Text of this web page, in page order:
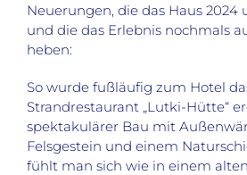
Neuerungen, die das Haus 2024
und die das Erlebnis nochmals
heben:
So wurde fußläufig zum Hotel
Strandrestaurant „Lutki-Hütte“
spektakulärer Bau mit
Felsgestein und einem
fühlt man sich wie in einem